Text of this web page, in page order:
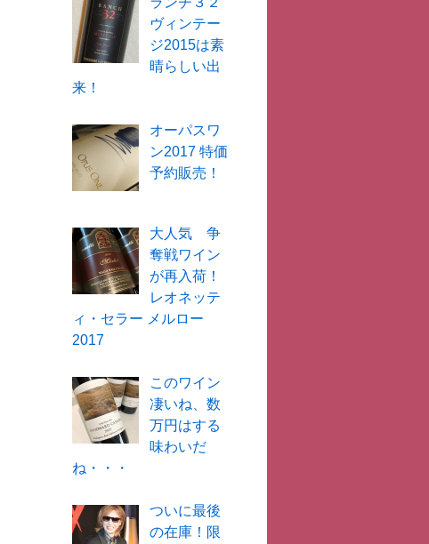
ヴィンテー
ジ2015は素
晴らしい出
来！
オーパスワ
ン2017 特価
予約販売！
大人気 争
奪戦ワイン
が再入荷！
レオネッテ
ィ・セラー メルロー
2017
このワイン
凄いね、数
万円はする
味わいだ
ね・・・
ついに最後
の在庫！限